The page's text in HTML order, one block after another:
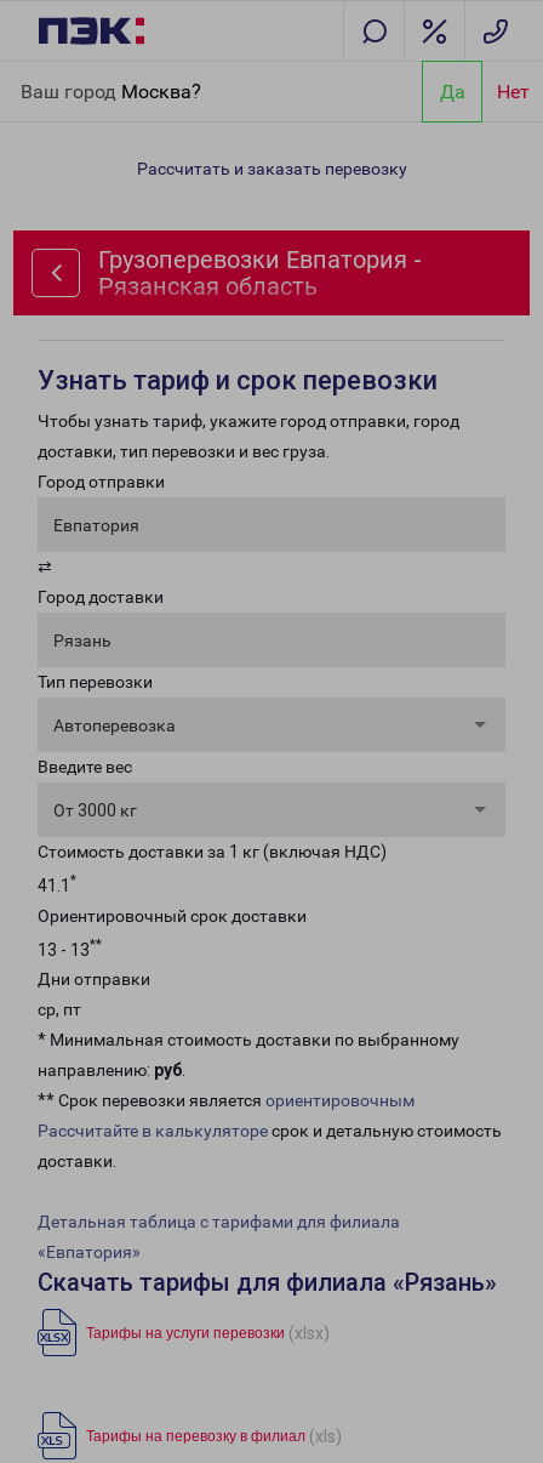
Ваш город Москва? Да Нет
Рязанская область
Рассчитать и заказать перевозку
Грузоперевозки Евпатория -
Рязанская область
Узнать тариф и срок перевозки
Чтобы узнать тариф, укажите город отправки, город
доставки, тип перевозки и вес груза.
Город отправки
Евпатория
⇄
Город доставки
Рязань
Тип перевозки
Автоперевозка
Введите вес
От 3000 кг
Стоимость доставки за 1 кг (включая НДС)
41.1 *
Ориентировочный срок доставки
13 - 13**
Дни отправки
ср, пт
* Минимальная стоимость доставки по выбранному
направлению: руб.
** Срок перевозки является ориентировочным
Рассчитайте в калькуляторесрок и детальную стоимость
доставки.
Детальная таблица с тарифами для филиала
«Евпатория»
Скачать тарифы для филиала «Рязань»
Тарифы на услуги перевозки (xlsx)
Тарифы на перевозку в филиал (xls)